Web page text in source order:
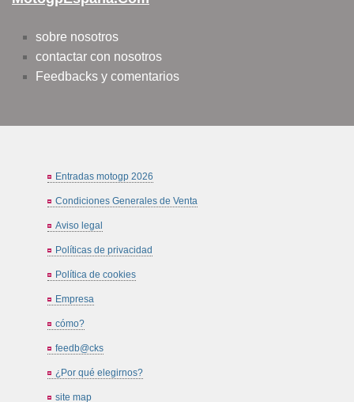
sobre nosotros
contactar con nosotros
Feedbacks y comentarios
Entradas motogp 2026
Condiciones Generales de Venta
Aviso legal
Políticas de privacidad
Política de cookies
Empresa
cómo?
feedb@cks
¿Por qué elegirnos?
site map